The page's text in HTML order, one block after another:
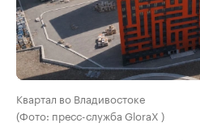
Квартал во Владивостоке
(Фото: пресс-служба GloraX )